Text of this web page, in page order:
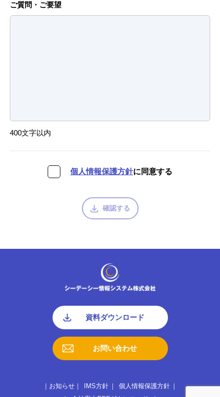
ご質問・ご要望
400文字以内
個人情報保護方針に同意する
確認する
資料ダウンロード
お問い合わせ
お知らせ IMS方針
個人情報保護方針